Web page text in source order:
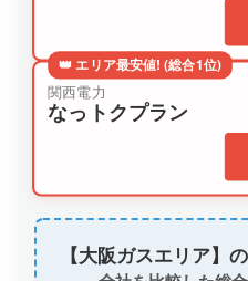
👑 エリア最安値! (総合1位)
関西電力
なっトクプラン
【大阪ガスエリア】